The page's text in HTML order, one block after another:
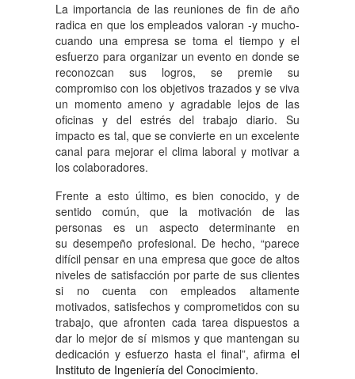
La importancia de las reuniones de fin de año
radica en que los empleados valoran -y mucho-
cuando una empresa se toma el tiempo y el
esfuerzo para organizar un evento en donde se
reconozcan sus logros, se premie su
compromiso con los objetivos trazados y se viva
un momento ameno y agradable lejos de las
oficinas y del estrés del trabajo diario. Su
impacto es tal, que se convierte en un excelente
canal para mejorar el clima laboral y motivar a
los colaboradores.
Frente a esto último, es bien conocido, y de
sentido común, que la motivación de las
personas es un aspecto determinante en
su desempeño profesional. De hecho, “parece
difícil pensar en una empresa que goce de altos
niveles de satisfacción por parte de sus clientes
si no cuenta con empleados altamente
motivados, satisfechos y comprometidos con su
trabajo, que afronten cada tarea dispuestos a
dar lo mejor de sí mismos y que mantengan su
dedicación y esfuerzo hasta el final”, afirma el
Instituto de Ingeniería del Conocimiento.